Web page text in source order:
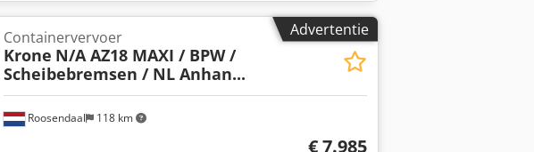
Advertentie
Roosendaal 118 km
Containervervoer
Krone N/A AZ18 MAXI / BPW /
Scheibebremsen / NL Anhan...
€ 7.985